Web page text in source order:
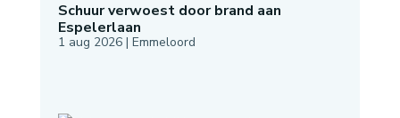
Schuur verwoest door brand aan
Espelerlaan
1 aug 2026| Emmeloord